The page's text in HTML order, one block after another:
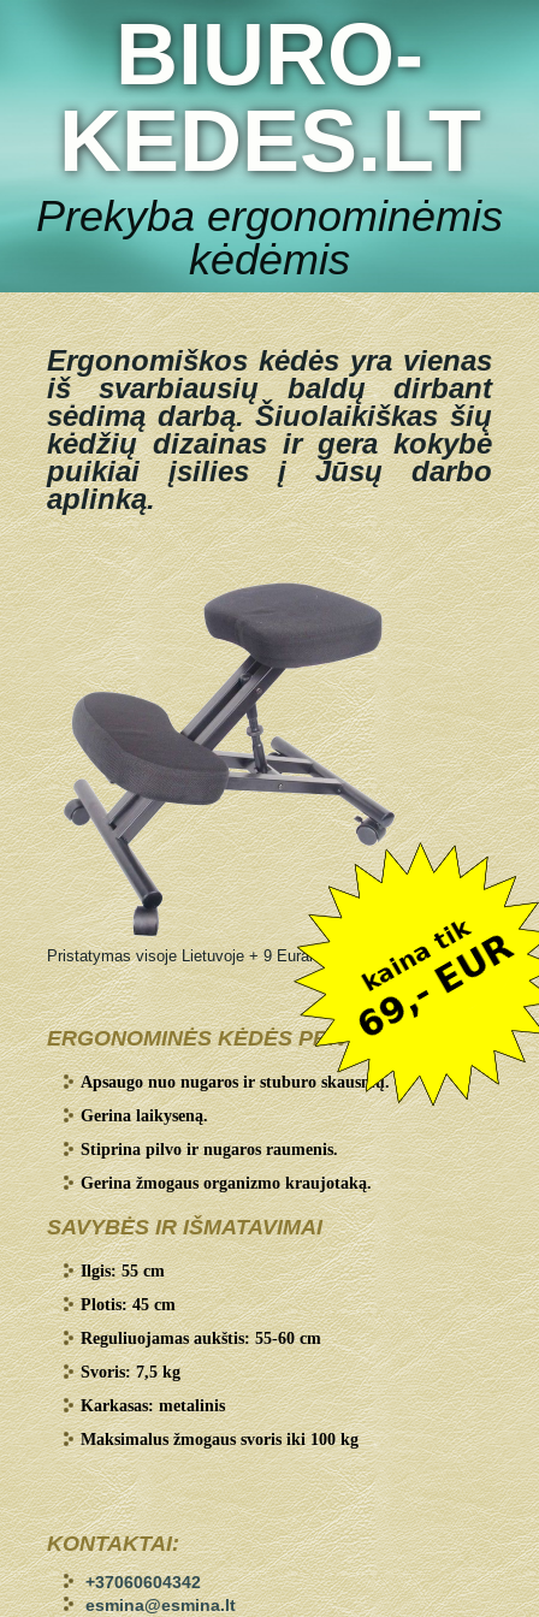
BIURO-
KEDES.LT
Prekyba ergonominėmis
kėdėmis
Ergonomiškos kėdės yra vienas
iš svarbiausių baldų dirbant
sėdimą darbą.Šiuolaikiškas šių
kėdžių dizainas ir gera kokybė
puikiai įsilies į Jūsų darbo
aplinką.
Pristatymas visoje Lietuvoje + 9 Eurai
ERGONOMINĖS KĖDĖS PRIVALUMAI:
Apsaugo nuo nugaros ir stuburo skausmų.
Gerina laikyseną.
Stiprina pilvo ir nugaros raumenis.
Gerina žmogaus organizmo kraujotaką.
SAVYBĖS IR IŠMATAVIMAI
Ilgis: 55 cm
Plotis: 45 cm
Reguliuojamas aukštis: 55-60 cm
Svoris: 7,5 kg
Karkasas: metalinis
Maksimalus žmogaus svoris iki 100 kg
KONTAKTAI:
+37060604342
esmina@esmina.lt